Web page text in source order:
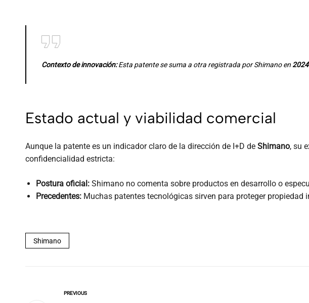
Contexto de innovación:Esta patente se suma a otra registrada por Shimano en 2024
Estado actual y viabilidad comercial
Aunque la patente es un indicador claro de la dirección de I+D de Shimano, su
confidencialidad estricta:
Postura oficial:Shimano no comenta sobre productos en desarrollo o
Precedentes:Muchas patentes tecnológicas sirven para proteger
Shimano
PREVIOUS